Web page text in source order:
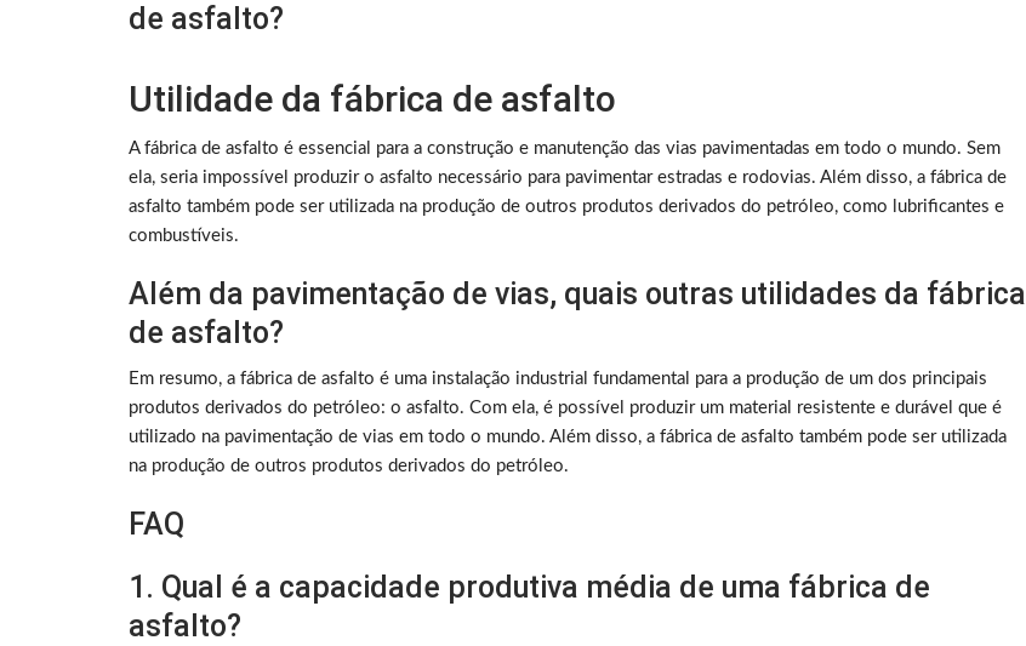
de asfalto?
Utilidade da fábrica de asfalto
A fábrica de asfalto é essencial para a construção e manutenção das vias pavimentadas em todo o mundo. Sem
ela, seria impossível produzir o asfalto necessário para pavimentar estradas e rodovias. Além disso, a fábrica de
asfalto também pode ser utilizada na produção de outros produtos derivados do petróleo, como lubrificantes e
combustíveis.
Além da pavimentação de vias, quais outras utilidades da fábrica
de asfalto?
Em resumo, a fábrica de asfalto é uma instalação industrial fundamental para a produção de um dos principais
produtos derivados do petróleo: o asfalto. Com ela, é possível produzir um material resistente e durável que é
utilizado na pavimentação de vias em todo o mundo. Além disso, a fábrica de asfalto também pode ser utilizada
na produção de outros produtos derivados do petróleo.
FAQ
1. Qual é a capacidade produtiva média de uma fábrica de
asfalto?